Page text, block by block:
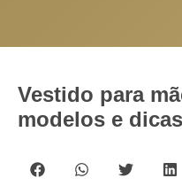
Vestido para
modelos e